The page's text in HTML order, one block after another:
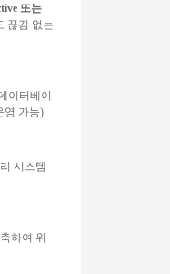
또는
끊김 없는
이터베이
영 가능)
시스템
하여 위